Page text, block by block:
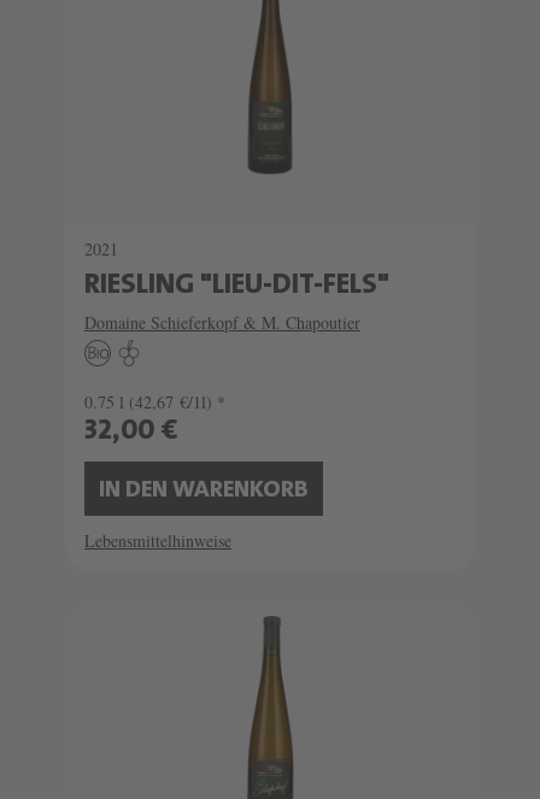
2021
RIESLING "LIEU-DIT-FELS"
Domaine Schieferkopf & M. Chapoutier
0.75 l (42,67 €/1l) *
32,00 €
IN DEN WARENKORB
Lebensmittelhinweise